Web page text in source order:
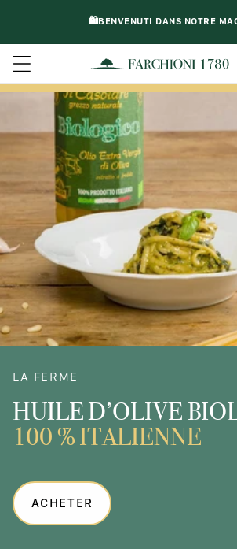
DIRECTEMENT🛍️BENVENUTI DANS NOTRE
LA FERME
HUILE D’OLIVE
100 % ITALIENNE
ACHETER